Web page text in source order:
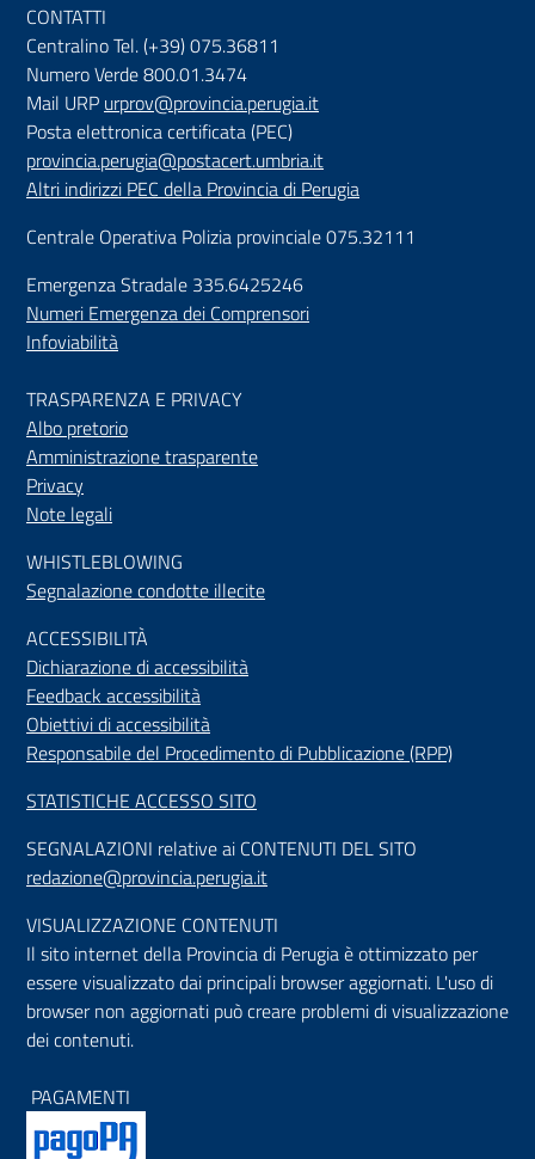
CONTATTI
Centralino Tel. (+39) 075.36811
Numero Verde 800.01.3474
Mail URP urprov@provincia.perugia.it
Posta elettronica certificata (PEC)
provincia.perugia@postacert.umbria.it
Altri indirizzi PEC della Provincia di Perugia
Centrale Operativa Polizia provinciale 075.32111
Emergenza Stradale 335.6425246
Numeri Emergenza dei Comprensori
Infoviabilità
TRASPARENZA E PRIVACY
Albo pretorio
Amministrazione trasparente
Privacy
Note legali
WHISTLEBLOWING
Segnalazione condotte illecite
ACCESSIBILITÀ
Dichiarazione di accessibilità
Feedback accessibilità
Obiettivi di accessibilità
Responsabile del Procedimento di Pubblicazione (RPP)
STATISTICHE ACCESSO SITO
SEGNALAZIONI relative ai CONTENUTI DEL SITO
redazione@provincia.perugia.it
VISUALIZZAZIONE CONTENUTI
Il sito internet della Provincia di Perugia è ottimizzato per
essere visualizzato dai principali browser aggiornati. L'uso di
browser non aggiornati può creare problemi di visualizzazione
dei contenuti.
PAGAMENTI